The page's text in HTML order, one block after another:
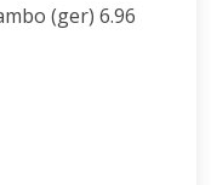
(ger) 6.96